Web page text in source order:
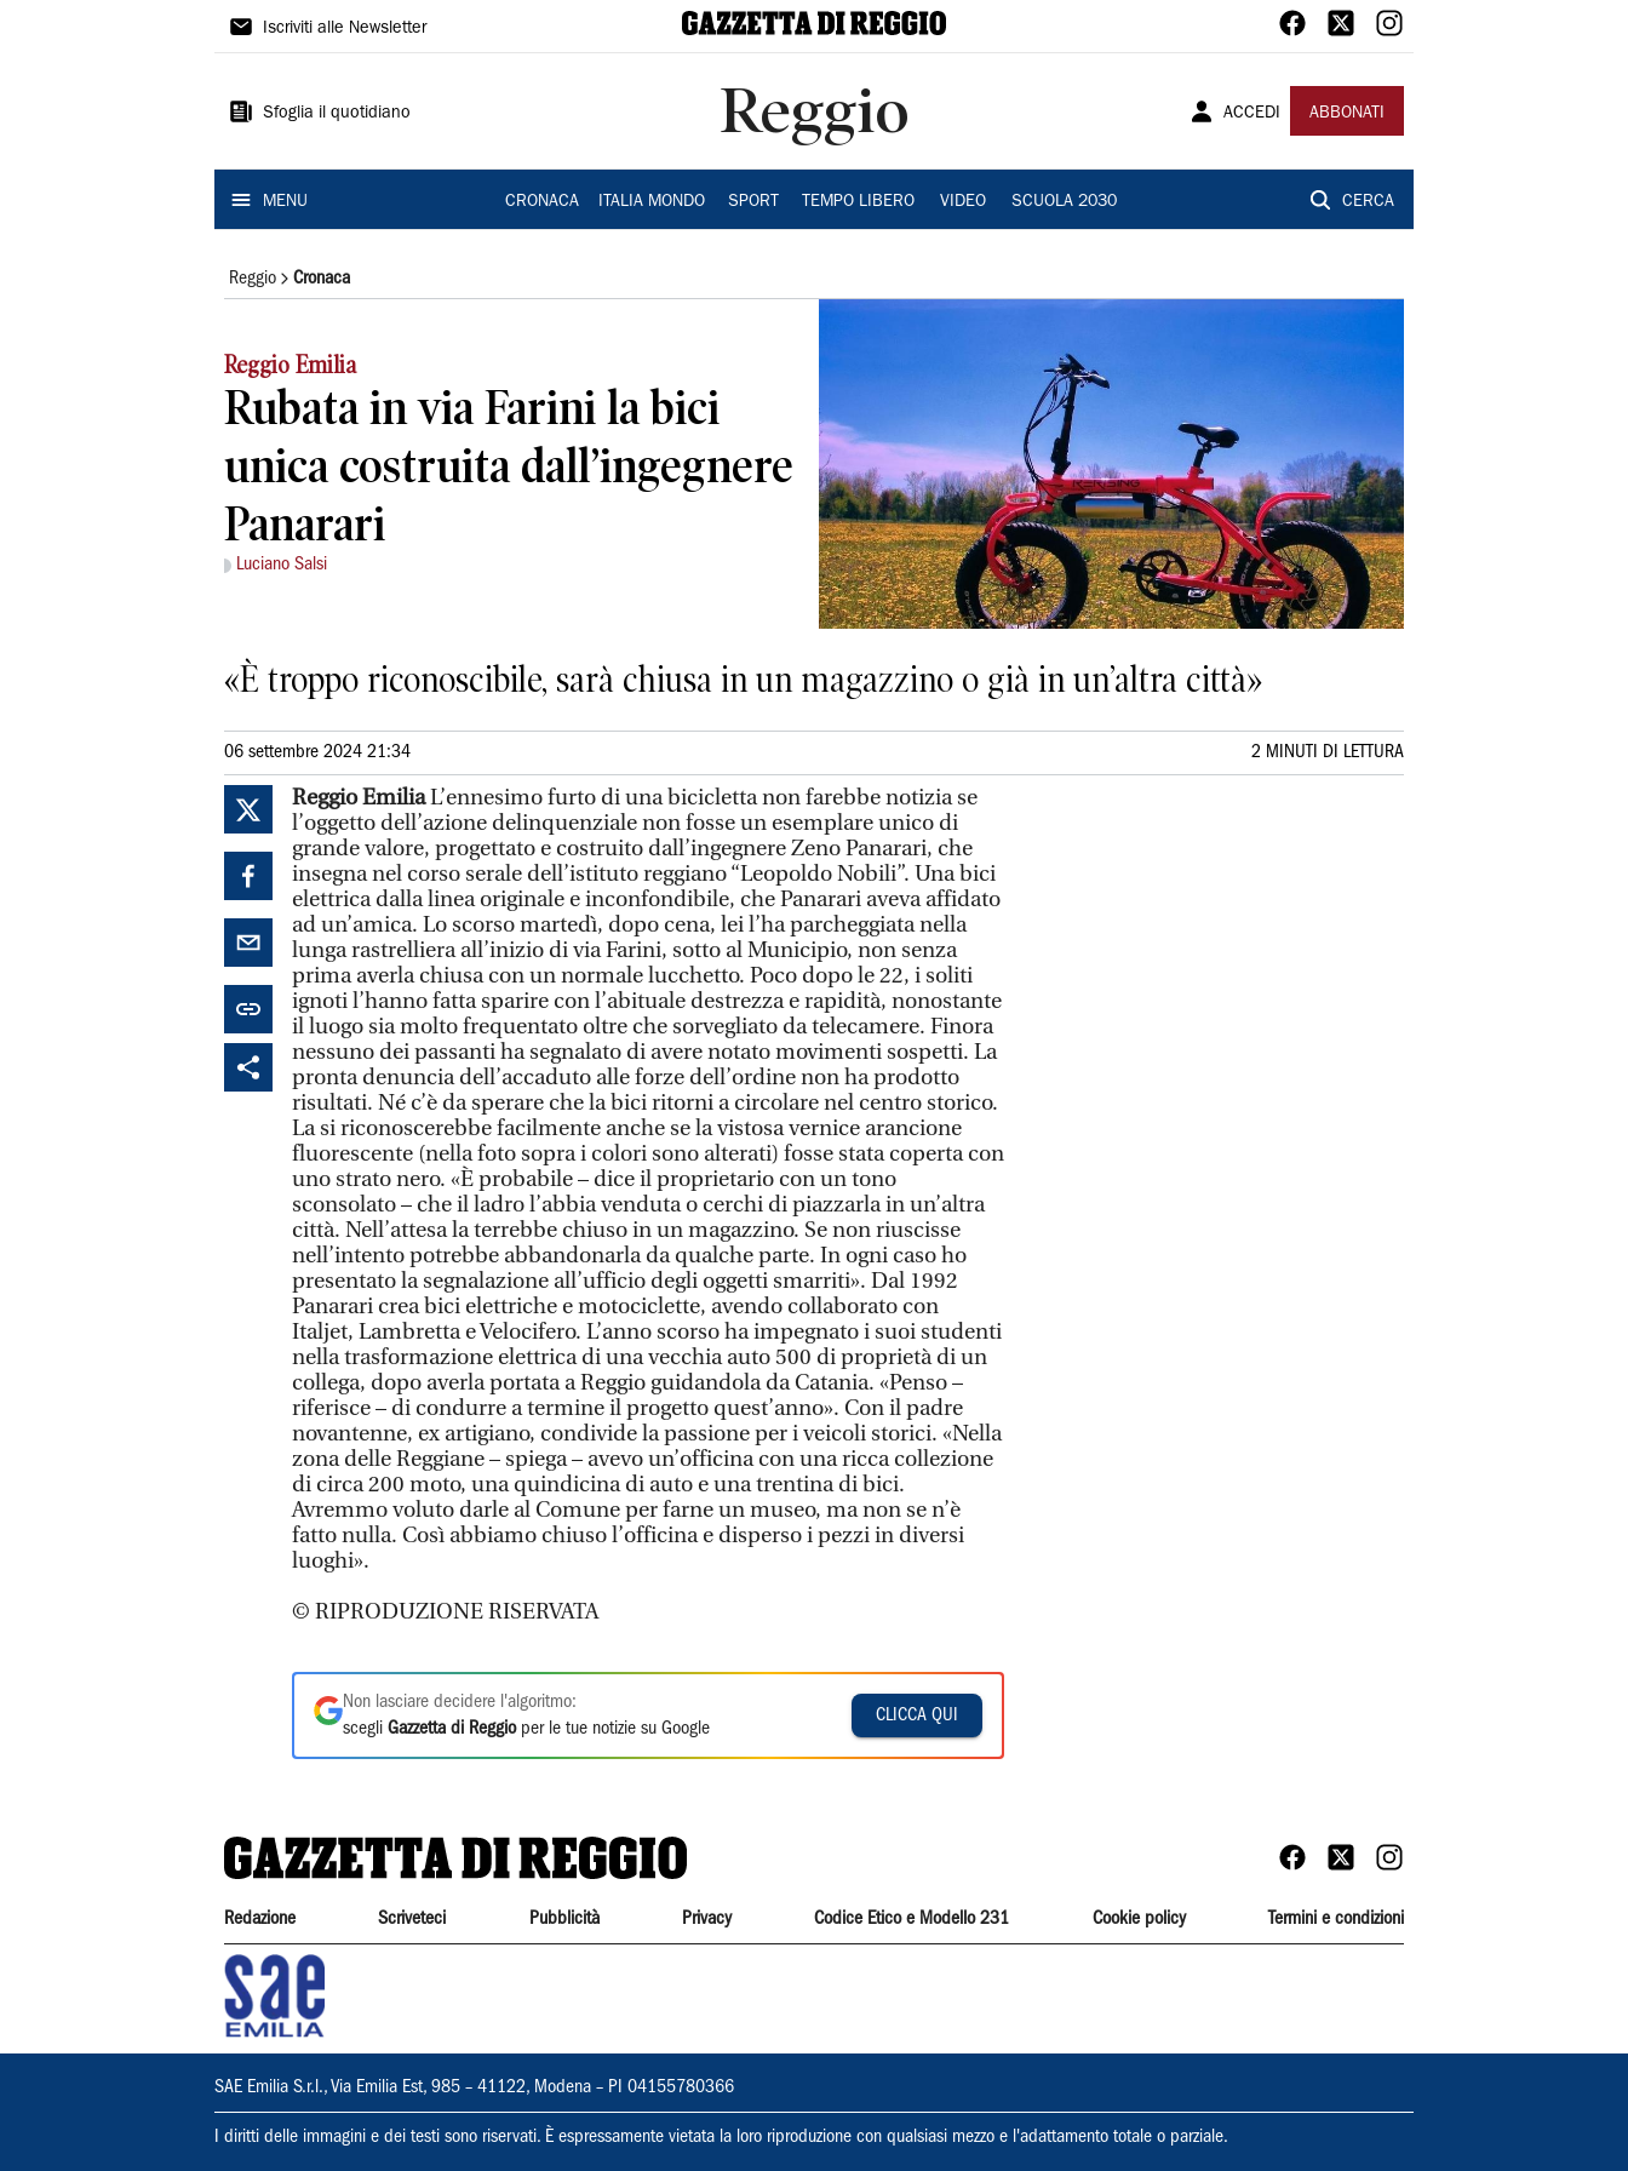
Gazzetta
Reggio
Iscriviti alle Newsletter
Sfoglia il quotidiano Reggio ACCEDI ABBONATI
MENU CRONACA ITALIA MONDO SPORT TEMPO LIBERO VIDEO SCUOLA 2030 CERCA
Reggio Cronaca
Reggio Emilia
Rubata in via Farini la bici
unica costruita dall’ingegnere
Panarari
Luciano Salsi
«È troppo riconoscibile, sarà chiusa in un magazzino o già in un’altra città»
06 settembre 2024 21:34 2 MINUTI DI LETTURA
Reggio EmiliaL’ennesimo furto di una bicicletta non farebbe notizia se
l’oggetto dell’azione delinquenziale non fosse un esemplare unico di
grande valore, progettato e costruito dall’ingegnere Zeno Panarari, che
insegna nel corso serale dell’istituto reggiano “Leopoldo Nobili”. Una bici
elettrica dalla linea originale e inconfondibile, che Panarari aveva affidato
ad un’amica. Lo scorso martedì, dopo cena, lei l’ha parcheggiata nella
lunga rastrelliera all’inizio di via Farini, sotto al Municipio, non senza
prima averla chiusa con un normale lucchetto. Poco dopo le 22, i soliti
ignoti l’hanno fatta sparire con l’abituale destrezza e rapidità, nonostante
il luogo sia molto frequentato oltre che sorvegliato da telecamere. Finora
nessuno dei passanti ha segnalato di avere notato movimenti sospetti. La
pronta denuncia dell’accaduto alle forze dell’ordine non ha prodotto
risultati. Né c’è da sperare che la bici ritorni a circolare nel centro storico.
La si riconoscerebbe facilmente anche se la vistosa vernice arancione
fluorescente (nella foto sopra i colori sono alterati) fosse stata coperta con
uno strato nero. «È probabile – dice il proprietario con un tono
sconsolato – che il ladro l’abbia venduta o cerchi di piazzarla in un’altra
città. Nell’attesa la terrebbe chiuso in un magazzino. Se non riuscisse
nell’intento potrebbe abbandonarla da qualche parte. In ogni caso ho
presentato la segnalazione all’ufficio degli oggetti smarriti». Dal 1992
Panarari crea bici elettriche e motociclette, avendo collaborato con
Italjet, Lambretta e Velocifero. L’anno scorso ha impegnato i suoi studenti
nella trasformazione elettrica di una vecchia auto 500 di proprietà di un
collega, dopo averla portata a Reggio guidandola da Catania. «Penso –
riferisce – di condurre a termine il progetto quest’anno». Con il padre
novantenne, ex artigiano, condivide la passione per i veicoli storici. «Nella
zona delle Reggiane – spiega – avevo un’officina con una ricca collezione
di circa 200 moto, una quindicina di auto e una trentina di bici.
Avremmo voluto darle al Comune per farne un museo, ma non se n’è
fatto nulla. Così abbiamo chiuso l’officina e disperso i pezzi in diversi
luoghi».
© RIPRODUZIONE RISERVATA
Non lasciare decidere l'algoritmo:
scegli Gazzetta di Reggioper le tue notizie su Google
CLICCA QUI
Redazione Scriveteci Pubblicità Privacy Codice Etico e Modello 231 Cookie policy Termini e condizioni
SAE Emilia S.r.l., Via Emilia Est, 985 – 41122, Modena – PI 04155780366
I diritti delle immagini e dei testi sono riservati. È espressamente vietata la loro riproduzione con qualsiasi mezzo e l'adattamento totale o parziale.